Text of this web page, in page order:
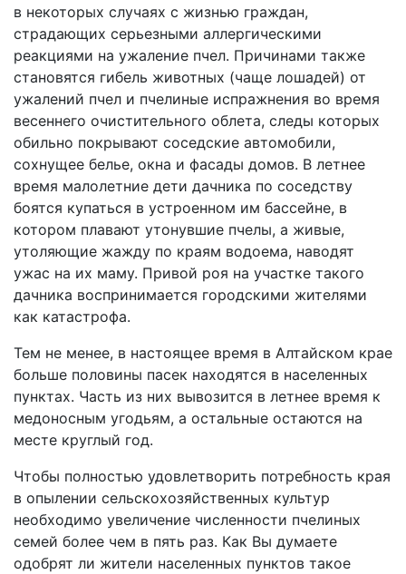
в некоторых случаях с жизнью граждан,
страдающих серьезными аллергическими
реакциями на ужаление пчел. Причинами также
становятся гибель животных (чаще лошадей) от
ужалений пчел и пчелиные испражнения во время
весеннего очистительного облета, следы которых
обильно покрывают соседские автомобили,
сохнущее белье, окна и фасады домов. В летнее
время малолетние дети дачника по соседству
боятся купаться в устроенном им бассейне, в
котором плавают утонувшие пчелы, а живые,
утоляющие жажду по краям водоема, наводят
ужас на их маму. Привой роя на участке такого
дачника воспринимается городскими жителями
как катастрофа.
Тем не менее, в настоящее время в Алтайском крае
больше половины пасек находятся в населенных
пунктах. Часть из них вывозится в летнее время к
медоносным угодьям, а остальные остаются на
месте круглый год.
Чтобы полностью удовлетворить потребность края
в опылении сельскохозяйственных культур
необходимо увеличение численности пчелиных
семей более чем в пять раз. Как Вы думаете
одобрят ли жители населенных пунктов такое